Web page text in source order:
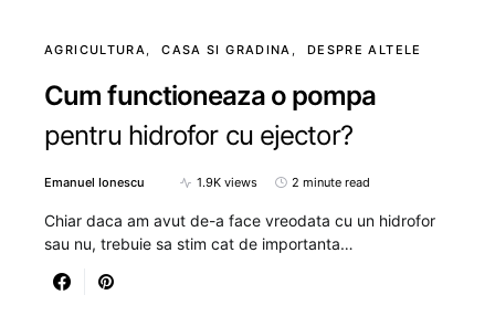
AGRICULTURA CASA SI GRADINA DESPRE ALTELE
Cum functioneaza o pompa
pentru hidrofor cu ejector?
Emanuel Ionescu 1.9K views 2 minute read
Chiar daca am avut de-a face vreodata cu un hidrofor
sau nu, trebuie sa stim cat de importanta…